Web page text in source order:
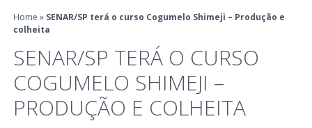
Home » SENAR/SP terá o curso Cogumelo Shimeji – Produção e
colheita
SENAR/SP TERÁ O CURSO
COGUMELO SHIMEJI –
PRODUÇÃO E COLHEITA